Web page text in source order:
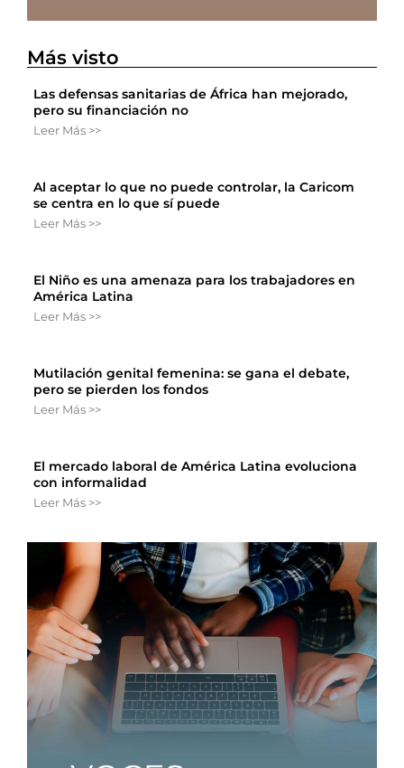
Más visto
Las defensas sanitarias de África han mejorado,
pero su financiación no
Leer Más >>
Al aceptar lo que no puede controlar, la Caricom
se centra en lo que sí puede
Leer Más >>
El Niño es una amenaza para los trabajadores en
América Latina
Leer Más >>
Mutilación genital femenina: se gana el debate,
pero se pierden los fondos
Leer Más >>
El mercado laboral de América Latina evoluciona
con informalidad
Leer Más >>